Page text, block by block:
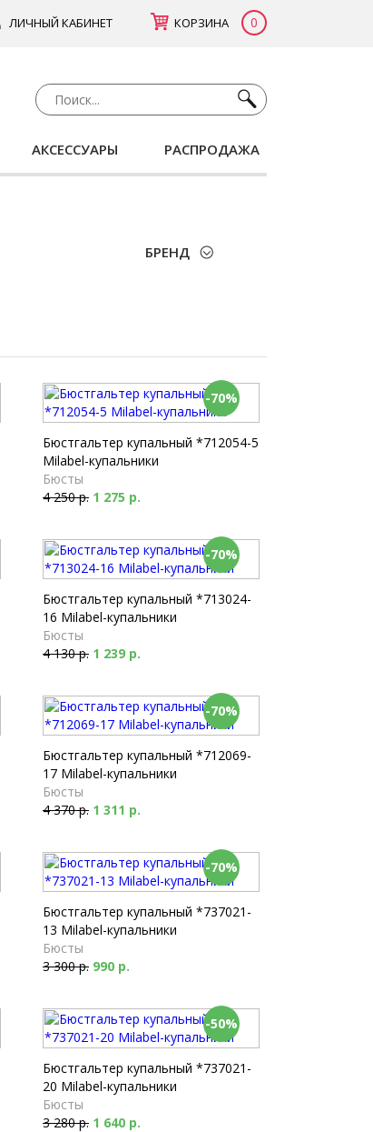
ЛИЧНЫЙ КАБИНЕТ КОРЗИНА 0
АКСЕССУАРЫ РАСПРОДАЖА
БРЕНД
-70%
Бюстгальтер купальный *712054-5
Milabel-купальники
Бюсты
4 250 р. 1 275 р.
-70%
Бюстгальтер купальный *713024-
16 Milabel-купальники
Бюсты
4 130 р. 1 239 р.
-70%
Бюстгальтер купальный *712069-
17 Milabel-купальники
Бюсты
4 370 р. 1 311 р.
-70%
Бюстгальтер купальный *737021-
13 Milabel-купальники
Бюсты
3 300 р. 990 р.
-50%
Бюстгальтер купальный *737021-
20 Milabel-купальники
Бюсты
3 280 р. 1 640 р.